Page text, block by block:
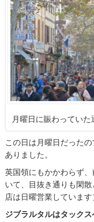
月曜日に賑わっていた
この日は月曜日だった
ありました。
英国領にもかかわらず
いて、目抜き通りも閑
店は日曜営業しています
ジブラルタルはタック